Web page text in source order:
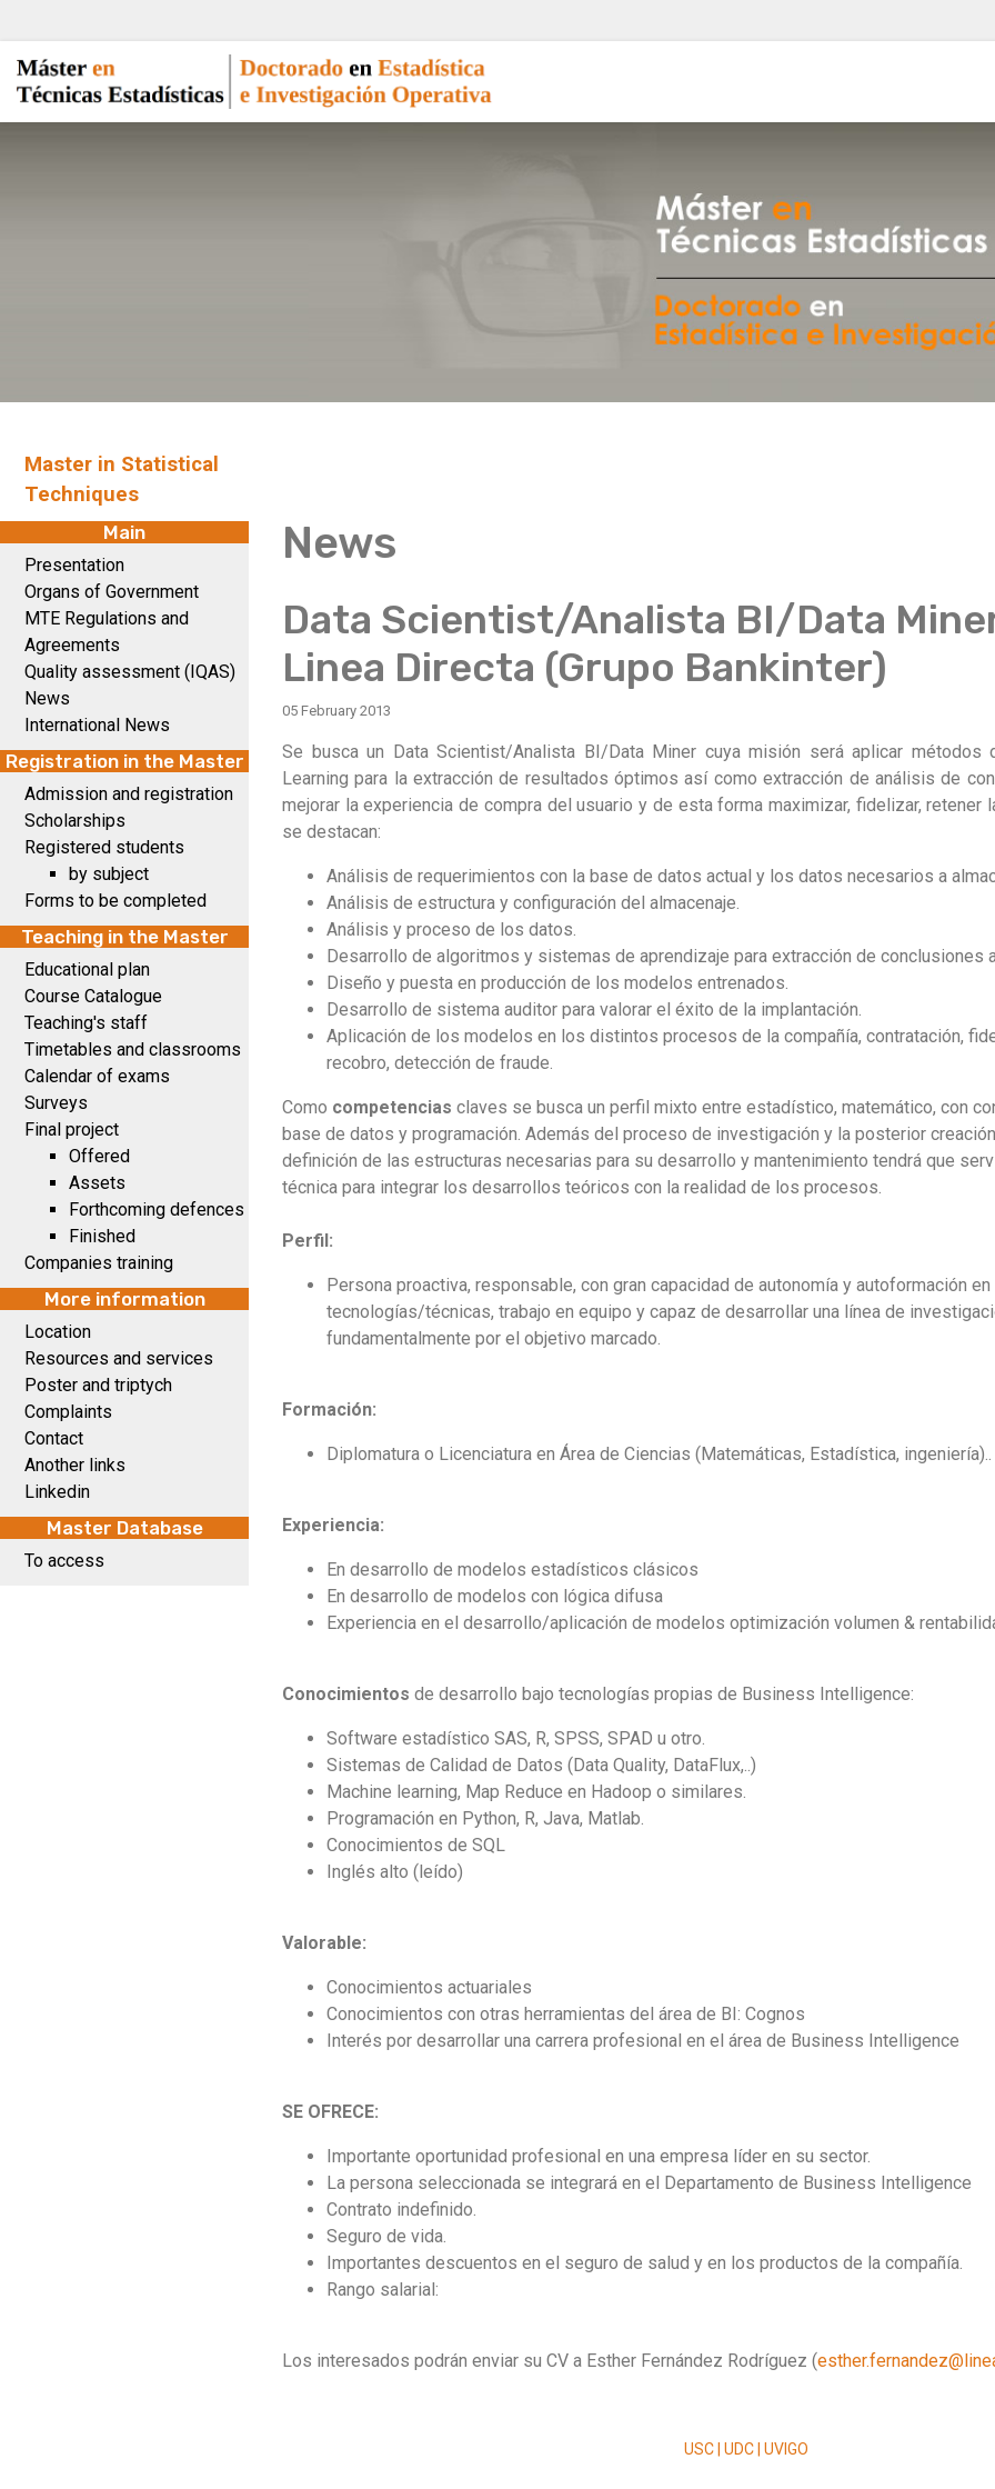
Master in Statistical
Techniques
Main
Presentation
Organs of Government
MTE Regulations and
Agreements
Quality assessment (IQAS)
News
International News
Registration in the Master
Admission and registration
Scholarships
Registered students
by subject
Forms to be completed
Teaching in the Master
Educational plan
Course Catalogue
Teaching's staff
Timetables and classrooms
Calendar of exams
Surveys
Final project
Offered
Assets
Forthcoming defences
Finished
Companies training
More information
Location
Resources and services
Poster and triptych
Complaints
Contact
Another links
Linkedin
Master Database
To access
News
Data Scientist/Analista BI/Data
Linea Directa (Grupo Bankinter)
05 February 2013
Se busca un Data Scientist/Analista BI/Data Miner cuya misión será aplicar métodos
Learning para la extracción de resultados óptimos así como extracción de análisis de
mejorar la experiencia de compra del usuario y de esta forma maximizar, fidelizar, retener
se destacan:
Análisis de requerimientos con la base de datos actual y los datos necesarios a
Análisis de estructura y configuración del almacenaje.
Análisis y proceso de los datos.
Desarrollo de algoritmos y sistemas de aprendizaje para extracción de conclusiones
Diseño y puesta en producción de los modelos entrenados.
Desarrollo de sistema auditor para valorar el éxito de la implantación.
Aplicación de los modelos en los distintos procesos de la compañía, contratación,
recobro, detección de fraude.
Como competencias claves se busca un perfil mixto entre estadístico, matemático, con
base de datos y programación. Además del proceso de investigación y la posterior
definición de las estructuras necesarias para su desarrollo y mantenimiento tendrá que
técnica para integrar los desarrollos teóricos con la realidad de los procesos.
Perfil:
Persona proactiva, responsable, con gran capacidad de autonomía y autoformación en
tecnologías/técnicas, trabajo en equipo y capaz de desarrollar una línea de
fundamentalmente por el objetivo marcado.
Formación:
Diplomatura o Licenciatura en Área de Ciencias (Matemáticas, Estadística, ingeniería)..
Experiencia:
En desarrollo de modelos estadísticos clásicos
En desarrollo de modelos con lógica difusa
Experiencia en el desarrollo/aplicación de modelos optimización volumen &
Conocimientos de desarrollo bajo tecnologías propias de Business Intelligence:
Software estadístico SAS, R, SPSS, SPAD u otro.
Sistemas de Calidad de Datos (Data Quality, DataFlux,..)
Machine learning, Map Reduce en Hadoop o similares.
Programación en Python, R, Java, Matlab.
Conocimientos de SQL
Inglés alto (leído)
Valorable:
Conocimientos actuariales
Conocimientos con otras herramientas del área de BI: Cognos
Interés por desarrollar una carrera profesional en el área de Business Intelligence
SE OFRECE:
Importante oportunidad profesional en una empresa líder en su sector.
La persona seleccionada se integrará en el Departamento de Business Intelligence
Contrato indefinido.
Seguro de vida.
Importantes descuentos en el seguro de salud y en los productos de la compañía.
Rango salarial:
Los interesados podrán enviar su CV a Esther Fernández Rodríguez (
USC | UDC | UVIGO